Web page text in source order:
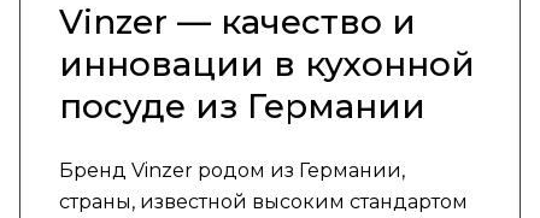
Vinzer — качество и
инновации в кухонной
посуде из Германии
Бренд Vinzer родом из Германии,
страны, известной высоким стандартом